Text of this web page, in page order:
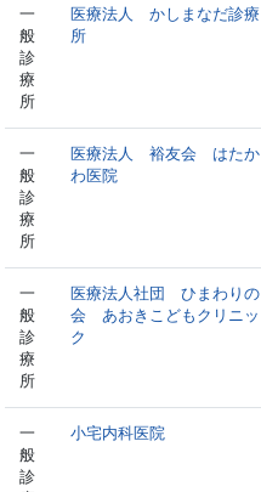
一
般
診
療
所
医療法人 かしまなだ診療
所
一
般
診
療
所
医療法人 裕友会 はたか
わ医院
一
般
診
療
所
医療法人社団 ひまわりの
会 あおきこどもクリニッ
ク
一
般
診
小宅内科医院